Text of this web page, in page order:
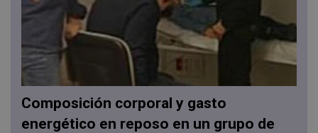
Composición corporal y gasto
energético en reposo en un grupo de